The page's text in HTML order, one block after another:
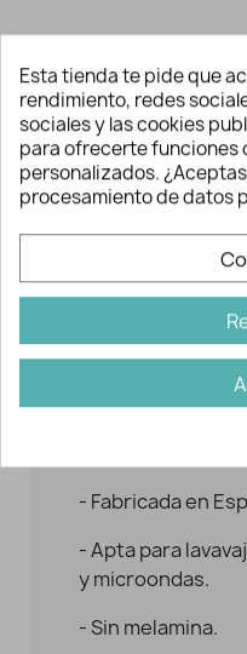
Divertida taza
personalizada
Es un producto
crecimiento del
Puede
donde gracias a
plástico
la tapa se
- Fabricada en
- Apta para
y microondas.
- Sin melamina.
Esta tienda te pide que
rendimiento, redes
sociales y las cookies
para ofrecerte funciones
personalizados.
procesamiento de datos